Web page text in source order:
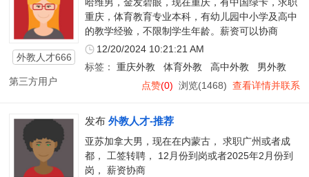
外教人才666
第三方用户
哈维男，金发碧眼，现在重庆，有中国绿卡，求职
重庆，体育教育专业本科，有幼儿园中小学及高中
的教学经验，不限制学生年龄。薪资可以协商
12/20/2024 10:21:21 AM
标签： 重庆外教 体育外教 高中外教
男外教
点赞(0) 浏览(1468) 查看详情并联系
发布 外教人才-推荐
亚苏加拿大男，现在在内蒙古， 求职广州或者成
都， 工签转聘， 12月份到岗或者2025年2月份到
岗， 薪资协商